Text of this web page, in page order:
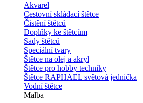
Akvarel
Cestovní skládací štětce
Čistění štětců
Doplňky ke štětcům
Sady štětců
Speciální tvary
Štětce na olej a akryl
Štětce pro hobby techniky
Štětce RAPHAEL světová jednička
Vodní štětce
Malba